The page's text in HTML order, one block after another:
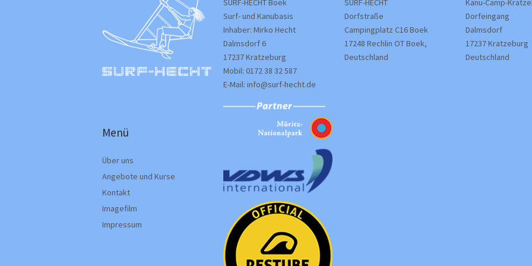
Menü
Über uns
Angebote und Kurse
Kontakt
Imagefilm
Impressum
SURF-HECHT Boek
Surf- und Kanubasis
Inhaber: Mirko Hecht
Dalmsdorf 6
17237 Kratzeburg
Mobil: 0172 38 32 587
E-Mail: info@surf-hecht.de
SURF-HECHT
Dorfstraße
Campingplatz C16 Boek
17248 Rechlin OT Boek,
Deutschland
Kanu-Camp-
Dorfeingang
Dalmsdorf
17237 Kratzeburg
Deutschland